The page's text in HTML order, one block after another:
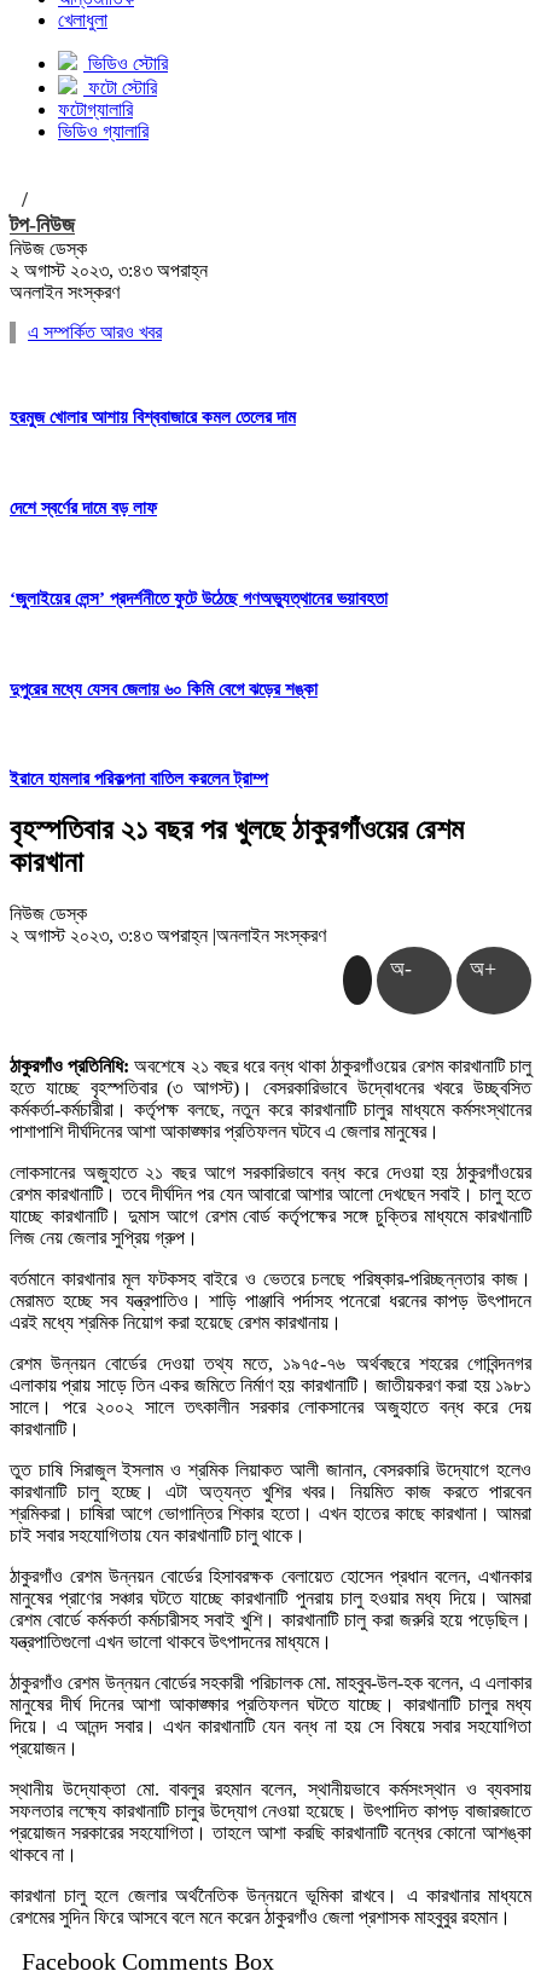
খেলাধুলা
ভিডিও স্টোরি
ফটো স্টোরি
ফটোগ্যালারি
ভিডিও গ্যালারি
/
টপ-নিউজ
নিউজ ডেস্ক
২ অগাস্ট ২০২৩, ৩:৪৩ অপরাহ্ন
অনলাইন সংস্করণ
এ সম্পর্কিত আরও খবর
হরমুজ খোলার আশায় বিশ্ববাজারে কমল তেলের দাম
দেশে স্বর্ণের দামে বড় লাফ
‘জুলাইয়ের লেন্স’ প্রদর্শনীতে ফুটে উঠেছে গণঅভ্যুত্থানের ভয়াবহতা
দুপুরের মধ্যে যেসব জেলায় ৬০ কিমি বেগে ঝড়ের শঙ্কা
ইরানে হামলার পরিকল্পনা বাতিল করলেন ট্রাম্প
বৃহস্পতিবার ২১ বছর পর খুলছে ঠাকুরগাঁওয়ের রেশম
কারখানা
নিউজ ডেস্ক
২ অগাস্ট ২০২৩, ৩:৪৩ অপরাহ্ন |অনলাইন সংস্করণ
অ- অ+
ঠাকুরগাঁও প্রতিনিধি: অবশেষে ২১ বছর ধরে বন্ধ থাকা ঠাকুরগাঁওয়ের রেশম কারখানাটি চালু
হতে যাচ্ছে বৃহস্পতিবার (৩ আগস্ট)। বেসরকারিভাবে উদ্বোধনের খবরে উচ্ছ্বসিত
কর্মকর্তা-কর্মচারীরা। কর্তৃপক্ষ বলছে, নতুন করে কারখানাটি চালুর মাধ্যমে কর্মসংস্থানের
পাশাপাশি দীর্ঘদিনের আশা আকাঙ্ক্ষার প্রতিফলন ঘটবে এ জেলার মানুষের।
লোকসানের অজুহাতে ২১ বছর আগে সরকারিভাবে বন্ধ করে দেওয়া হয় ঠাকুরগাঁওয়ের
রেশম কারখানাটি। তবে দীর্ঘদিন পর যেন আবারো আশার আলো দেখছেন সবাই। চালু হতে
যাচ্ছে কারখানাটি। দুমাস আগে রেশম বোর্ড কর্তৃপক্ষের সঙ্গে চুক্তির মাধ্যমে কারখানাটি
লিজ নেয় জেলার সুপ্রিয় গ্রুপ।
বর্তমানে কারখানার মূল ফটকসহ বাইরে ও ভেতরে চলছে পরিষ্কার-পরিচ্ছন্নতার কাজ।
মেরামত হচ্ছে সব যন্ত্রপাতিও। শাড়ি পাঞ্জাবি পর্দাসহ পনেরো ধরনের কাপড় উৎপাদনে
এরই মধ্যে শ্রমিক নিয়োগ করা হয়েছে রেশম কারখানায়।
রেশম উন্নয়ন বোর্ডের দেওয়া তথ্য মতে, ১৯৭৫-৭৬ অর্থবছরে শহরের গোবিন্দনগর
এলাকায় প্রায় সাড়ে তিন একর জমিতে নির্মাণ হয় কারখানাটি। জাতীয়করণ করা হয় ১৯৮১
সালে। পরে ২০০২ সালে তৎকালীন সরকার লোকসানের অজুহাতে বন্ধ করে দেয়
কারখানাটি।
তুত চাষি সিরাজুল ইসলাম ও শ্রমিক লিয়াকত আলী জানান, বেসরকারি উদ্যোগে হলেও
কারখানাটি চালু হচ্ছে। এটা অত্যন্ত খুশির খবর। নিয়মিত কাজ করতে পারবেন
শ্রমিকরা। চাষিরা আগে ভোগান্তির শিকার হতো। এখন হাতের কাছে কারখানা। আমরা
চাই সবার সহযোগিতায় যেন কারখানাটি চালু থাকে।
ঠাকুরগাঁও রেশম উন্নয়ন বোর্ডের হিসাবরক্ষক বেলায়েত হোসেন প্রধান বলেন, এখানকার
মানুষের প্রাণের সঞ্চার ঘটতে যাচ্ছে কারখানাটি পুনরায় চালু হওয়ার মধ্য দিয়ে। আমরা
রেশম বোর্ডে কর্মকর্তা কর্মচারীসহ সবাই খুশি। কারখানাটি চালু করা জরুরি হয়ে পড়েছিল।
যন্ত্রপাতিগুলো এখন ভালো থাকবে উৎপাদনের মাধ্যমে।
ঠাকুরগাঁও রেশম উন্নয়ন বোর্ডের সহকারী পরিচালক মো. মাহবুব-উল-হক বলেন, এ এলাকার
মানুষের দীর্ঘ দিনের আশা আকাঙ্ক্ষার প্রতিফলন ঘটতে যাচ্ছে। কারখানাটি চালুর মধ্য
দিয়ে। এ আনন্দ সবার। এখন কারখানাটি যেন বন্ধ না হয় সে বিষয়ে সবার সহযোগিতা
প্রয়োজন।
স্থানীয় উদ্যোক্তা মো. বাবলুর রহমান বলেন, স্থানীয়ভাবে কর্মসংস্থান ও ব্যবসায়
সফলতার লক্ষ্যে কারখানাটি চালুর উদ্যোগ নেওয়া হয়েছে। উৎপাদিত কাপড় বাজারজাতে
প্রয়োজন সরকারের সহযোগিতা। তাহলে আশা করছি কারখানাটি বন্ধের কোনো আশঙ্কা
থাকবে না।
কারখানা চালু হলে জেলার অর্থনৈতিক উন্নয়নে ভূমিকা রাখবে। এ কারখানার মাধ্যমে
রেশমের সুদিন ফিরে আসবে বলে মনে করেন ঠাকুরগাঁও জেলা প্রশাসক মাহবুবুর রহমান।
Facebook Comments Box